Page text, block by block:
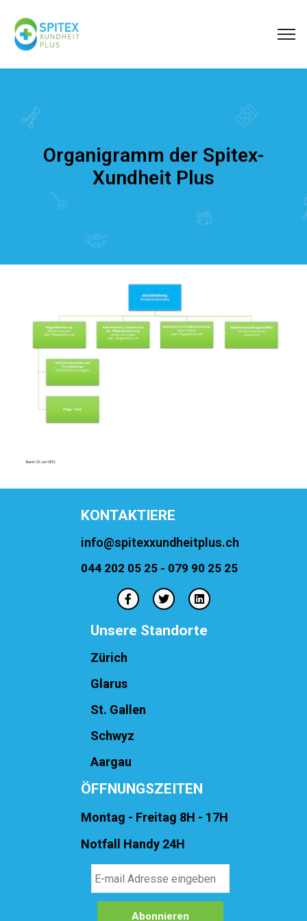
Organigramm der Spitex-
Xundheit Plus
KONTAKTIERE
info@spitexxundheitplus.ch
044 202 05 25 - 079 90 25 25
Unsere Standorte
Zürich
Glarus
St. Gallen
Schwyz
Aargau
ÖFFNUNGSZEITEN
Montag - Freitag 8H - 17H
Notfall Handy 24H